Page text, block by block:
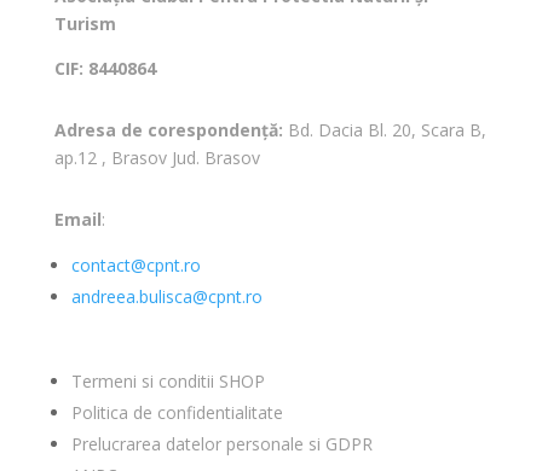
Turism
CIF: 8440864
Adresa de corespondență: Bd. Dacia Bl. 20, Scara B,
ap.12 , Brasov Jud. Brasov
Email:
contact@cpnt.ro
andreea.bulisca@cpnt.ro
Termeni si conditii SHOP
Politica de confidentialitate
Prelucrarea datelor personale si GDPR